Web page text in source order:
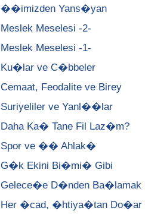
��imizden Yans�yan
Meslek Meselesi -2-
Meslek Meselesi -1-
Ku�lar ve C�bbeler
Cemaat, Feodalite ve Birey
Suriyeliler ve Yanl��lar
Daha Ka� Tane Fil Laz�m?
Spor ve �� Ahlak�
G�k Ekini Bi�mi� Gibi
Gelece�e D�nden Ba�lamak
Her �cad, �htiya�tan Do�ar